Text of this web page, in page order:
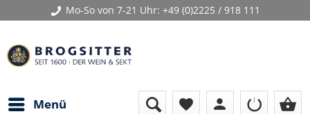
Mo-So von 7-21 Uhr: +49 (0)2225 / 918 111
Menü favorite person shopping_basket